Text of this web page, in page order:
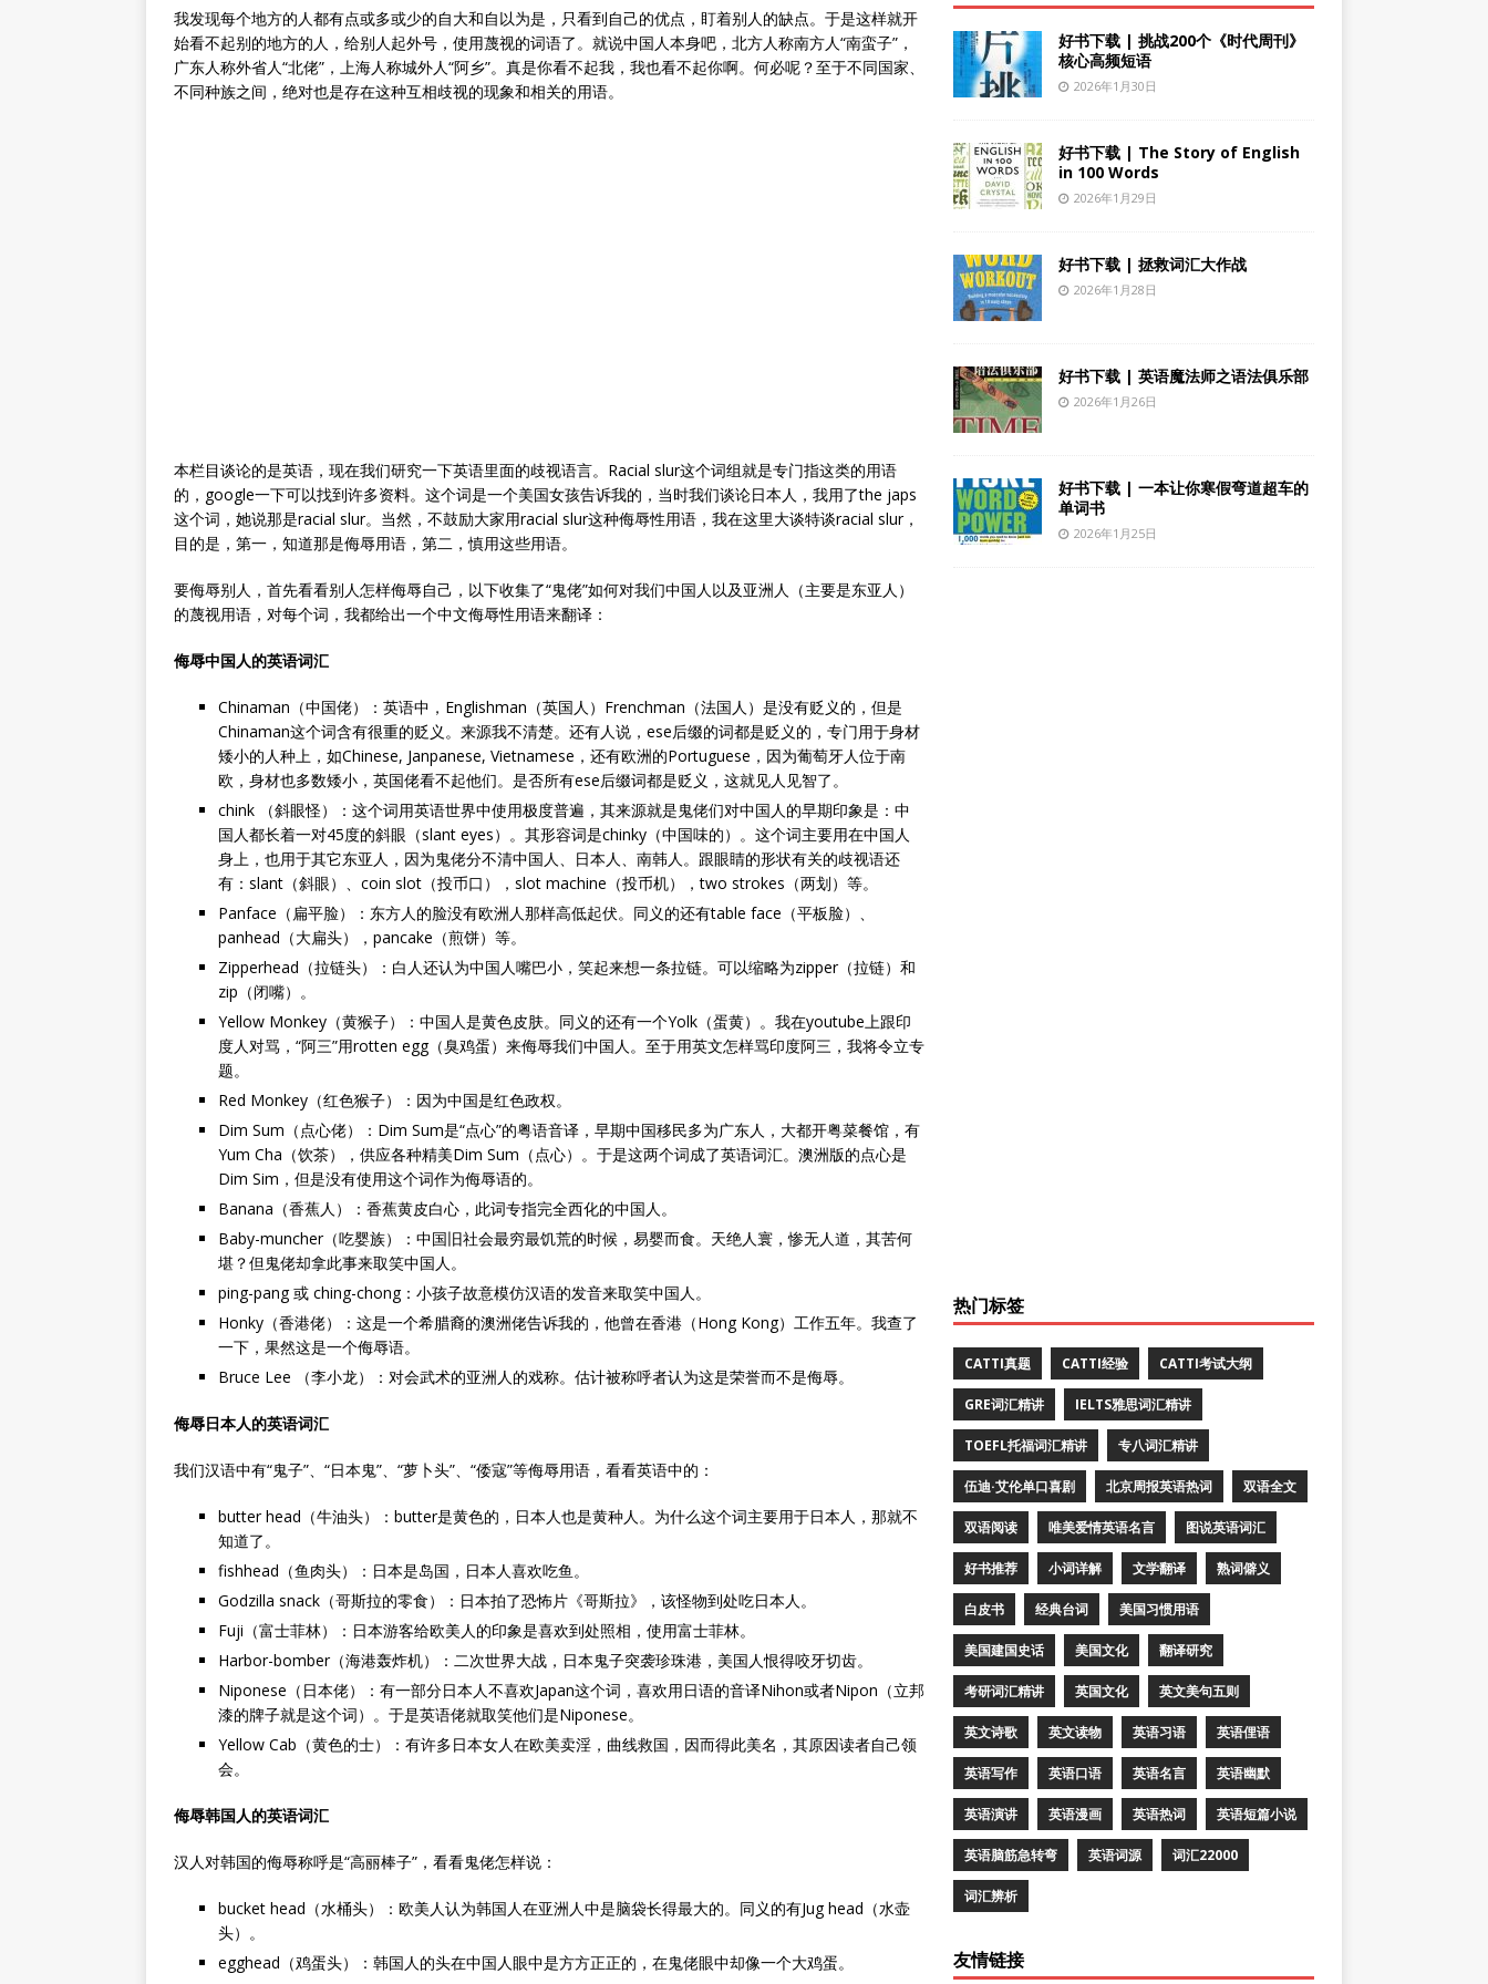
我发现每个地方的人都有点或多或少的自大和自以为是，只看到自己的优点，盯着别人的缺点。于是这样就开
始看不起别的地方的人，给别人起外号，使用蔑视的词语了。就说中国人本身吧，北方人称南方人“南蛮子”，
广东人称外省人“北佬”，上海人称城外人“阿乡”。真是你看不起我，我也看不起你啊。何必呢？至于不同国家、
不同种族之间，绝对也是存在这种互相歧视的现象和相关的用语。
本栏目谈论的是英语，现在我们研究一下英语里面的歧视语言。Racial slur这个词组就是专门指这类的用语
的，google一下可以找到许多资料。这个词是一个美国女孩告诉我的，当时我们谈论日本人，我用了the japs
这个词，她说那是racial slur。当然，不鼓励大家用racial slur这种侮辱性用语，我在这里大谈特谈racial slur，
目的是，第一，知道那是侮辱用语，第二，慎用这些用语。
要侮辱别人，首先看看别人怎样侮辱自己，以下收集了“鬼佬”如何对我们中国人以及亚洲人（主要是东亚人）
的蔑视用语，对每个词，我都给出一个中文侮辱性用语来翻译：
侮辱中国人的英语词汇
Chinaman（中国佬）：英语中，Englishman（英国人）Frenchman（法国人）是没有贬义的，但是
Chinaman这个词含有很重的贬义。来源我不清楚。还有人说，ese后缀的词都是贬义的，专门用于身材
矮小的人种上，如Chinese, Janpanese, Vietnamese，还有欧洲的Portuguese，因为葡萄牙人位于南
欧，身材也多数矮小，英国佬看不起他们。是否所有ese后缀词都是贬义，这就见人见智了。
chink （斜眼怪）：这个词用英语世界中使用极度普遍，其来源就是鬼佬们对中国人的早期印象是：中
国人都长着一对45度的斜眼（slant eyes）。其形容词是chinky（中国味的）。这个词主要用在中国人
身上，也用于其它东亚人，因为鬼佬分不清中国人、日本人、南韩人。跟眼睛的形状有关的歧视语还
有：slant（斜眼）、coin slot（投币口），slot machine（投币机），two strokes（两划）等。
Panface（扁平脸）：东方人的脸没有欧洲人那样高低起伏。同义的还有table face（平板脸）、
panhead（大扁头），pancake（煎饼）等。
Zipperhead（拉链头）：白人还认为中国人嘴巴小，笑起来想一条拉链。可以缩略为zipper（拉链）和
zip（闭嘴）。
Yellow Monkey（黄猴子）：中国人是黄色皮肤。同义的还有一个Yolk（蛋黄）。我在youtube上跟印
度人对骂，“阿三”用rotten egg（臭鸡蛋）来侮辱我们中国人。至于用英文怎样骂印度阿三，我将令立专
题。
Red Monkey（红色猴子）：因为中国是红色政权。
Dim Sum（点心佬）：Dim Sum是“点心”的粤语音译，早期中国移民多为广东人，大都开粤菜餐馆，有
Yum Cha（饮茶），供应各种精美Dim Sum（点心）。于是这两个词成了英语词汇。澳洲版的点心是
Dim Sim，但是没有使用这个词作为侮辱语的。
Banana（香蕉人）：香蕉黄皮白心，此词专指完全西化的中国人。
Baby-muncher（吃婴族）：中国旧社会最穷最饥荒的时候，易婴而食。天绝人寰，惨无人道，其苦何
堪？但鬼佬却拿此事来取笑中国人。
ping-pang 或 ching-chong：小孩子故意模仿汉语的发音来取笑中国人。
Honky（香港佬）：这是一个希腊裔的澳洲佬告诉我的，他曾在香港（Hong Kong）工作五年。我查了
一下，果然这是一个侮辱语。
Bruce Lee （李小龙）：对会武术的亚洲人的戏称。估计被称呼者认为这是荣誉而不是侮辱。
侮辱日本人的英语词汇
我们汉语中有“鬼子”、“日本鬼”、“萝卜头”、“倭寇”等侮辱用语，看看英语中的：
butter head（牛油头）：butter是黄色的，日本人也是黄种人。为什么这个词主要用于日本人，那就不
知道了。
fishhead（鱼肉头）：日本是岛国，日本人喜欢吃鱼。
Godzilla snack（哥斯拉的零食）：日本拍了恐怖片《哥斯拉》，该怪物到处吃日本人。
Fuji（富士菲林）：日本游客给欧美人的印象是喜欢到处照相，使用富士菲林。
Harbor-bomber（海港轰炸机）：二次世界大战，日本鬼子突袭珍珠港，美国人恨得咬牙切齿。
Niponese（日本佬）：有一部分日本人不喜欢Japan这个词，喜欢用日语的音译Nihon或者Nipon（立邦
漆的牌子就是这个词）。于是英语佬就取笑他们是Niponese。
Yellow Cab（黄色的士）：有许多日本女人在欧美卖淫，曲线救国，因而得此美名，其原因读者自己领
会。
侮辱韩国人的英语词汇
汉人对韩国的侮辱称呼是“高丽棒子”，看看鬼佬怎样说：
bucket head（水桶头）：欧美人认为韩国人在亚洲人中是脑袋长得最大的。同义的有Jug head（水壶
头）。
egghead（鸡蛋头）：韩国人的头在中国人眼中是方方正正的，在鬼佬眼中却像一个大鸡蛋。
好书下载 | 挑战200个《时代周刊》
核心高频短语
2026年1月30日
好书下载 | The Story of English
in 100 Words
2026年1月29日
好书下载 | 拯救词汇大作战
2026年1月28日
好书下载 | 英语魔法师之语法俱乐部
2026年1月26日
好书下载 | 一本让你寒假弯道超车的
单词书
2026年1月25日
热门标签
CATTI真题 CATTI经验 CATTI考试大纲
GRE词汇精讲 IELTS雅思词汇精讲
TOEFL托福词汇精讲 专八词汇精讲
伍迪·艾伦单口喜剧 北京周报英语热词 双语全文
双语阅读 唯美爱情英语名言 图说英语词汇
好书推荐 小词详解 文学翻译 熟词僻义
白皮书 经典台词 美国习惯用语
美国建国史话 美国文化 翻译研究
考研词汇精讲 英国文化 英文美句五则
英文诗歌 英文读物 英语习语 英语俚语
英语写作 英语口语 英语名言 英语幽默
英语演讲 英语漫画 英语热词 英语短篇小说
英语脑筋急转弯 英语词源 词汇22000
词汇辨析
友情链接